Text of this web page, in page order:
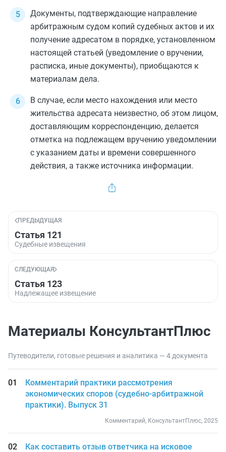
Документы, подтверждающие направление
арбитражным судом копий судебных актов и их
получение адресатом в порядке, установленном
настоящей статьей (уведомление о вручении,
расписка, иные документы), приобщаются к
материалам дела.
В случае, если место нахождения или место
жительства адресата неизвестно, об этом лицом,
доставляющим корреспонденцию, делается
отметка на подлежащем вручению уведомлении
с указанием даты и времени совершенного
действия, а также источника информации.
ПРЕДЫДУЩАЯ
Статья 121
Судебные извещения
СЛЕДУЮЩАЯ
Статья 123
Надлежащее извещение
Материалы КонсультантПлюс
Путеводители, готовые решения и аналитика — 4 документа
Комментарий практики рассмотрения
экономических споров (судебно-арбитражной
практики). Выпуск 31
Комментарий, КонсультантПлюс, 2025
Как составить отзыв ответчика на исковое